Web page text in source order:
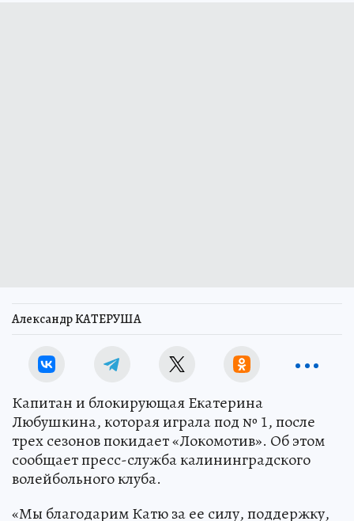
Александр КАТЕРУША
Капитан и блокирующая Екатерина
Любушкина, которая играла под № 1, после
трех сезонов покидает «Локомотив». Об этом
сообщает пресс-служба калининградского
волейбольного клуба.
«Мы благодарим Катю за ее силу, поддержку,